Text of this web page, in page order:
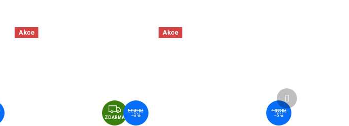
Akce
ZDARMA
ZDARMA
5 970 Kč
–6 %
Akce
1 366 Kč
–5 %
Další produkt